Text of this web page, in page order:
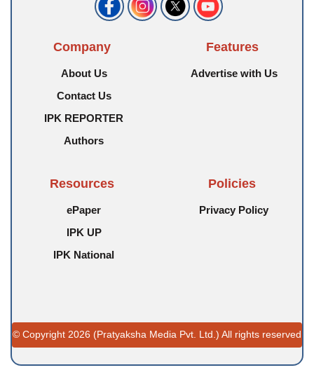
Company
About Us
Contact Us
IPK REPORTER
Authors
Features
Advertise with Us
Resources
ePaper
IPK UP
IPK National
Policies
Privacy Policy
© Copyright 2026 (Pratyaksha Media Pvt. Ltd.) All rights reserved